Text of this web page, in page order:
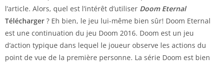
l’article. Alors, quel est l’intérêt d’utiliser Doom Eternal
Télécharger ? Eh bien, le jeu lui-même bien sûr! Doom Eternal
est une continuation du jeu Doom 2016. Doom est un jeu
d’action typique dans lequel le joueur observe les actions du
point de vue de la première personne. La série Doom est bien